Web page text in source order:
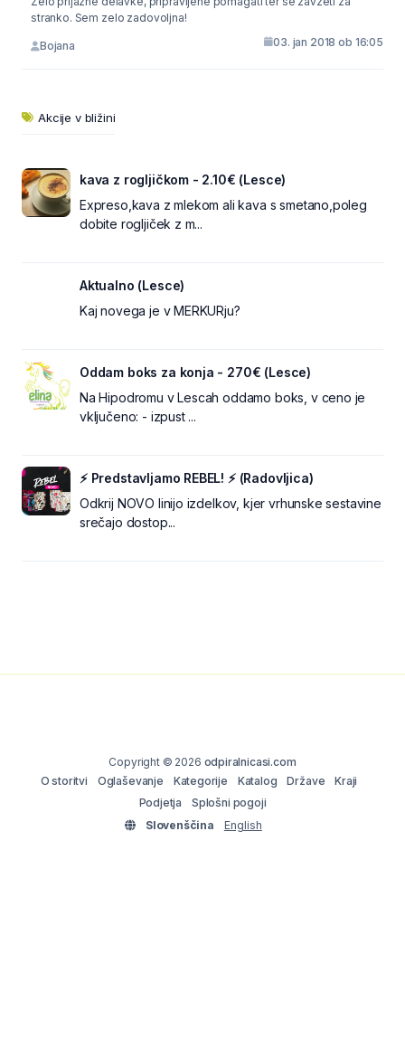
stranko. Sem zelo zadovoljna!
Bojana 03. jan 2018 ob 16:05
Akcije v bližini
kava z rogljičkom - 2.10€ (Lesce)
Expreso,kava z mlekom ali kava s smetano,poleg
dobite rogljiček z m...
Aktualno (Lesce)
Kaj novega je v MERKURju?
Oddam boks za konja - 270€ (Lesce)
Na Hipodromu v Lescah oddamo boks, v ceno je
vključeno: - izpust ...
⚡ Predstavljamo REBEL! ⚡ (Radovljica)
Odkrij NOVO linijo izdelkov, kjer vrhunske sestavine
srečajo dostop...
Copyright © 2026 odpiralnicasi.com
O storitvi
Oglaševanje Kategorije Katalog Države
Kraji
Podjetja
Splošni pogoji
Slovenščina
English